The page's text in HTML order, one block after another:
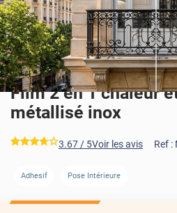
Film 2 en 1 chaleur
métallisé inox
*****3.67 / 5Voir les avis Ref :
Adhesif Pose Intérieure